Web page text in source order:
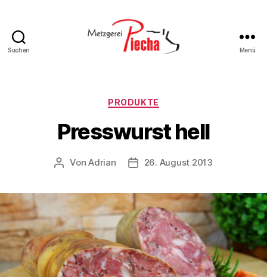
Suchen Menü
Kategorien
PRODUKTE
Presswurst hell
Beitragsautor
VonAdrian Beitragsdatum
26. August 2013